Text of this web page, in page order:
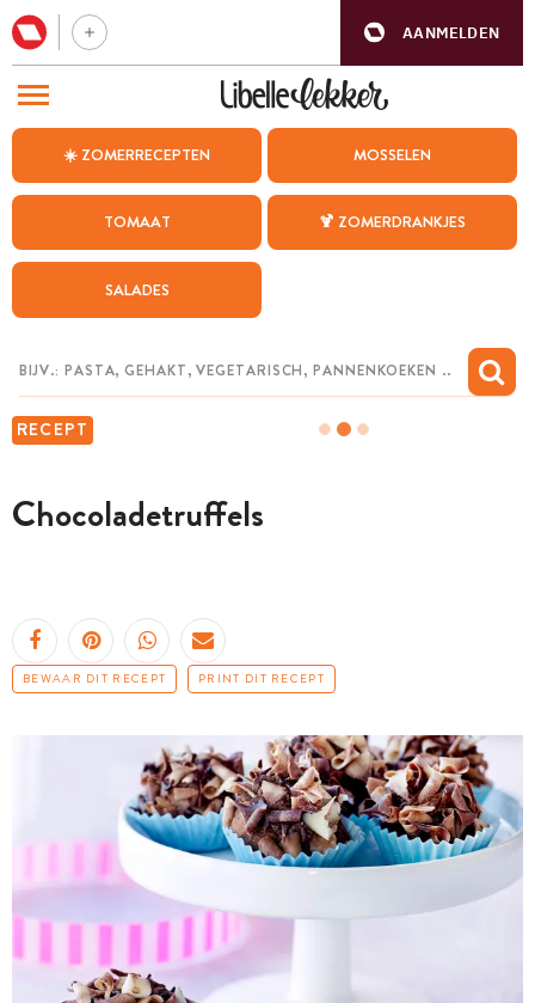
AANMELDEN
☀️ ZOMERRECEPTEN MOSSELEN
TOMAAT 🍹 ZOMERDRANKJES
SALADES
RECEPT
Chocoladetruffels
BEWAAR DIT RECEPT PRINT DIT RECEPT
BEZOEK ONZE ANDERE WEBSITES
WEEKMENU
CHAT MET MAIA
MIJN BEWAARDE RECEPTEN